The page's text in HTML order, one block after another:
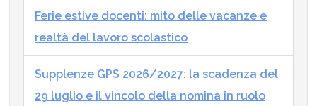
Ferie estive docenti: mito delle vacanze e
realtà del lavoro scolastico
Supplenze GPS 2026/2027: la scadenza del
29 luglio e il vincolo della nomina in ruolo